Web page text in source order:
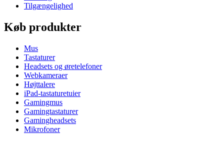
Tilgængelighed
Køb produkter
Mus
Tastaturer
Headsets og øretelefoner
Webkameraer
Højttalere
iPad-tastaturetuier
Gamingmus
Gamingtastaturer
Gamingheadsets
Mikrofoner